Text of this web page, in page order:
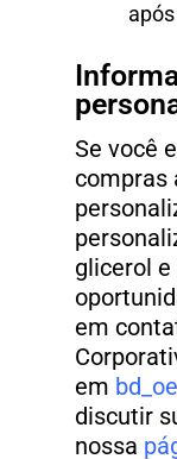
Se você
compras
glicerol
em
em
discutir
nossa